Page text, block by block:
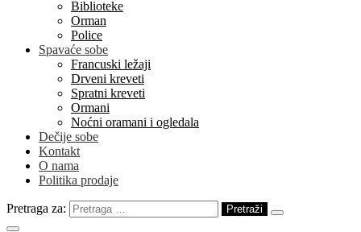
Biblioteke
Orman
Police
Spavaće sobe
Francuski ležaji
Drveni kreveti
Spratni kreveti
Ormani
Noćni oramani i ogledala
Dečije sobe
Kontakt
O nama
Politika prodaje
Pretraga za: